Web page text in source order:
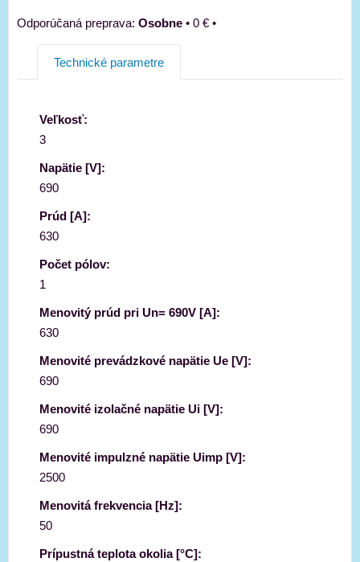
Osobne • 0 € •
Technické parametre
Veľkosť:
3
Napätie [V]:
690
Prúd [A]:
630
Počet pólov:
1
Menovitý prúd pri Un= 690V [A]:
630
Menovité prevádzkové napätie Ue [V]:
690
Menovité izolačné napätie Ui [V]:
690
Menovité impulzné napätie Uimp [V]:
2500
Menovitá frekvencia [Hz]:
50
Prípustná teplota okolia [°C]: